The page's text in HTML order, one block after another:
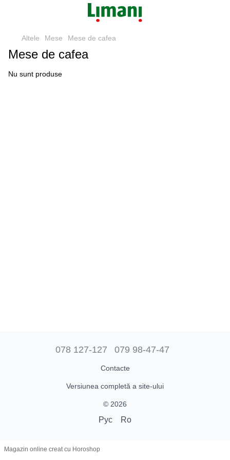
Altele Mese Mese de cafea
Mese de cafea
Nu sunt produse
078 127-127 079 98-47-47
Contacte
Versiunea completă a site-ului
© 2026
Рус Ro
Magazin online creat cu Horoshop